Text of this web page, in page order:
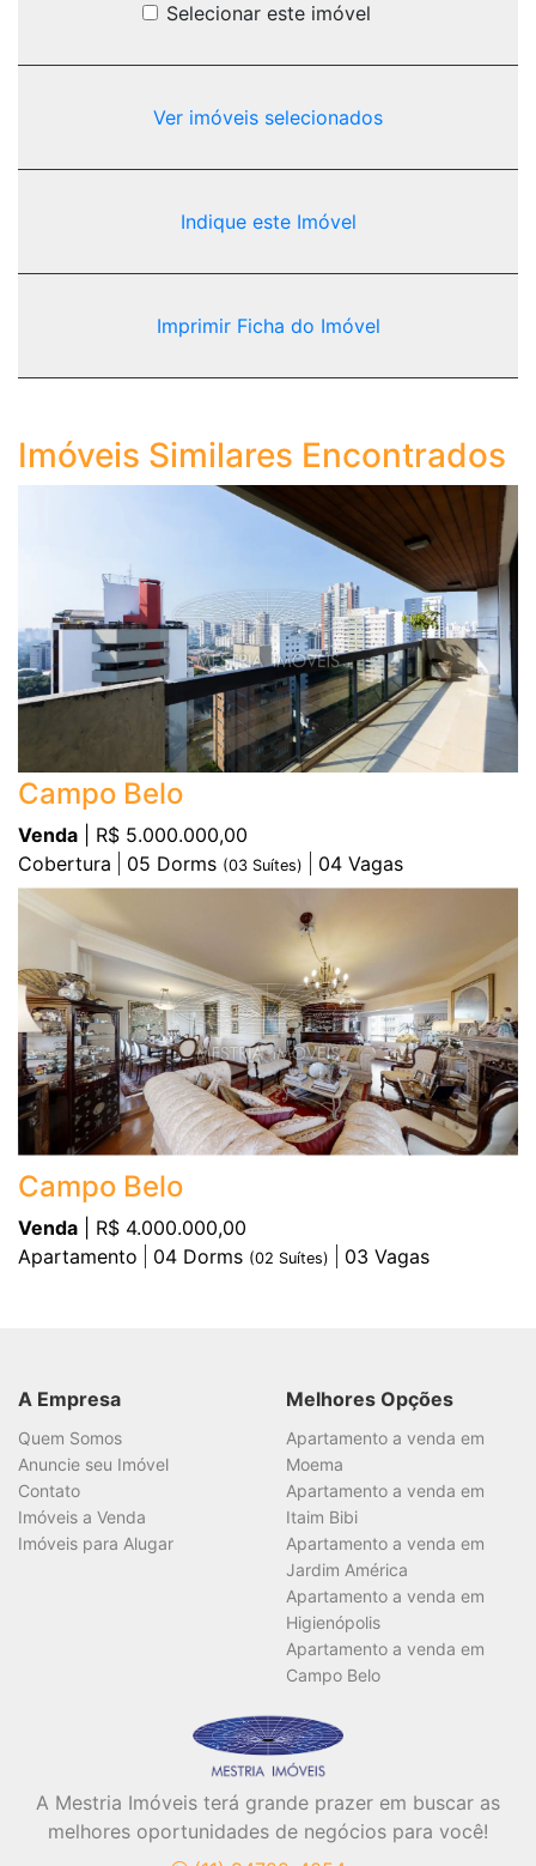
Selecionar este imóvel
Ver imóveis selecionados
Indique este Imóvel
Imprimir Ficha do Imóvel
Imóveis Similares Encontrados
Campo Belo
Venda | R$ 5.000.000,00
Cobertura
05 Dorms (03 Suítes) 04 Vagas
Campo Belo
Venda | R$ 4.000.000,00
Apartamento
04 Dorms (02 Suítes) 03 Vagas
A Empresa
Quem Somos
Anuncie seu Imóvel
Contato
Imóveis a Venda
Imóveis para Alugar
Melhores Opções
Apartamento a venda em
Moema
Apartamento a venda em
Itaim Bibi
Apartamento a venda em
Jardim América
Apartamento a venda em
Higienópolis
Apartamento a venda em
Campo Belo
A Mestria Imóveis terá grande prazer em buscar as
melhores oportunidades de negócios para você!